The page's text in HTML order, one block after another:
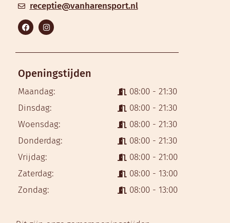
receptie@vanharensport.nl
Openingstijden
Maandag:
Dinsdag:
Woensdag:
Donderdag:
Vrijdag:
Zaterdag:
Zondag:
08:00 - 21:30
08:00 - 21:30
08:00 - 21:30
08:00 - 21:30
08:00 - 21:00
08:00 - 13:00
08:00 - 13:00